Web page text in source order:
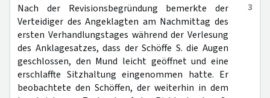
3
Nach der Revisionsbegründung bemerkte der
Verteidiger des Angeklagten am Nachmittag des
ersten Verhandlungstages während der Verlesung
des Anklagesatzes, dass der Schöffe S. die Augen
geschlossen, den Mund leicht geöffnet und eine
erschlaffte Sitzhaltung eingenommen hatte. Er
beobachtete den Schöffen, der weiterhin in dem